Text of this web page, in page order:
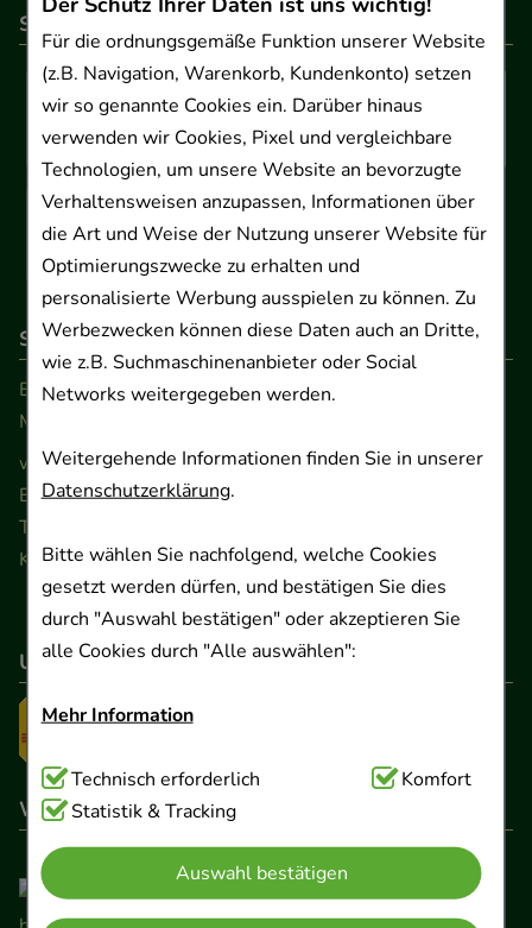
Für die ordnungsgemäße Funktion unserer Website
(z.B. Navigation, Warenkorb, Kundenkonto) setzen
wir so genannte Cookies ein. Darüber hinaus
verwenden wir Cookies, Pixel und vergleichbare
Technologien, um unsere Website an bevorzugte
Verhaltensweisen anzupassen, Informationen über
die Art und Weise der Nutzung unserer Website für
Optimierungszwecke zu erhalten und
personalisierte Werbung ausspielen zu können. Zu
Werbezwecken können diese Daten auch an Dritte,
wie z.B. Suchmaschinenanbieter oder Social
Networks weitergegeben werden.
Weitergehende Informationen finden Sie in unserer
Datenschutzerklärung.
Bitte wählen Sie nachfolgend, welche Cookies
gesetzt werden dürfen, und bestätigen Sie dies
durch "Auswahl bestätigen" oder akzeptieren Sie
alle Cookies durch "Alle auswählen":
Mehr Information
Technisch Notwendig:Hierbei handelt es sich um
Cookies, die für die Grundfunktionen unserer
Website notwendig sind (z.B. Navigation,
Warenkorb, Kundenkonto), weshalb auf diese nicht
verzichtet werden kann.
Technisch erforderlich
Komfort
Statistik & Tracking
Auswahl bestätigen
So können Sie bezahlen
So erreichen Sie uns
Beratung und Kundenservice:
Montag - Freitag von 9.00 bis 17.00 Uhr
www.ApoSalis.de· E-Mail:info@ApoSalis.de
Ernst-August-Platz 2 · 30159 Hannover
Telefon 0511 89 71 80 0 · Fax 0511 89 71 80 11
Kontaktformular
Unser Versanddienstleister
Wir sind hier gelistet